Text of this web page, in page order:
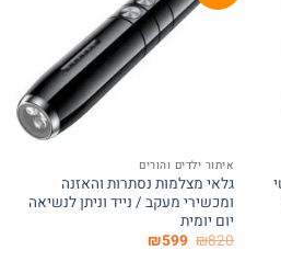
איתור ילדים והורים
גלאי מצלמות נסתרות והאזנה
ומכשירי מעקב / נייד וניתן לנשיאה
יום יומית
₪820 המחיר
₪599 המחיר